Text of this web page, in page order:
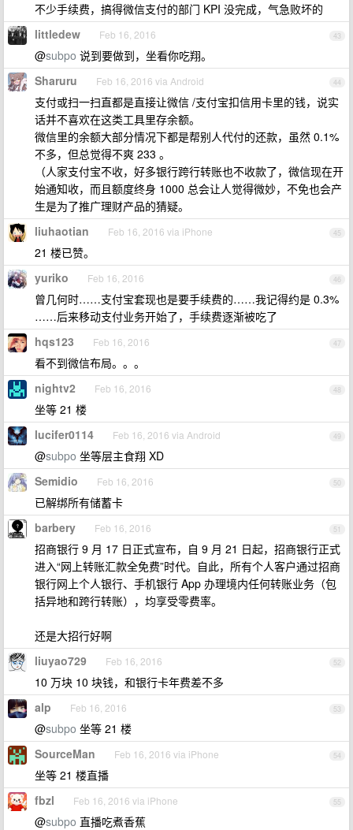
不少手续费，搞得微信支付的部门 KPI 没完成，气急败坏的
43
littledew Feb 16, 2016
@subpo 说到要做到，坐看你吃翔。
44
Sharuru Feb 16, 2016 via Android
支付或扫一扫直都是直接让微信 /支付宝扣信用卡里的钱，说实
话并不喜欢在这类工具里存余额。
微信里的余额大部分情况下都是帮别人代付的还款，虽然 0.1%
不多，但总觉得不爽 233 。
（人家支付宝不收，好多银行跨行转账也不收款了，微信现在开
始通知收，而且额度终身 1000 总会让人觉得微妙，不免也会产
生是为了推广理财产品的猜疑。
45
liuhaotian Feb 16, 2016 via iPhone
21 楼已赞。
46
yuriko Feb 16, 2016
曾几何时……支付宝套现也是要手续费的……我记得约是 0.3%
……后来移动支付业务开始了，手续费逐渐被吃了
47
hqs123 Feb 16, 2016
看不到微信布局。。。
48
nightv2 Feb 16, 2016
坐等 21 楼
49
lucifer0114 Feb 16, 2016 via Android
@subpo 坐等层主食翔 XD
50
Semidio Feb 16, 2016
已解绑所有储蓄卡
51
barbery Feb 16, 2016
招商银行 9 月 17 日正式宣布，自 9 月 21 日起，招商银行正式
进入“网上转账汇款全免费”时代。自此，所有个人客户通过招商
银行网上个人银行、手机银行 App 办理境内任何转账业务（包
括异地和跨行转账），均享受零费率。
还是大招行好啊
52
liuyao729 Feb 16, 2016
10 万块 10 块钱，和银行卡年费差不多
53
alp Feb 16, 2016
@subpo 坐等 21 楼
54
SourceMan Feb 16, 2016 via iPhone
坐等 21 楼直播
55
fbzl Feb 16, 2016 via iPhone
@subpo 直播吃煮香蕉